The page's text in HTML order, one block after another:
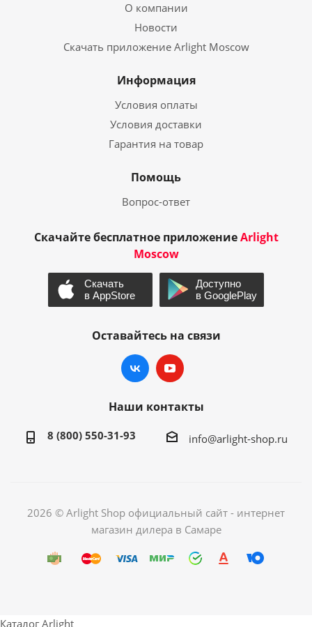
О компании
Новости
Скачать приложение Arlight Moscow
Информация
Условия оплаты
Условия доставки
Гарантия на товар
Помощь
Вопрос-ответ
Скачайте бесплатное приложениеArlight
Moscow
Оставайтесь на связи
Наши контакты
8 (800) 550-31-93 info@arlight-shop.ru
2026 © Arlight Shop официальный сайт - интернет
магазин дилера в Самаре
Каталог Arlight